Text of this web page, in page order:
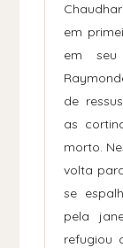
em
em
de
as
morto.
volta
se
pela
refugiou